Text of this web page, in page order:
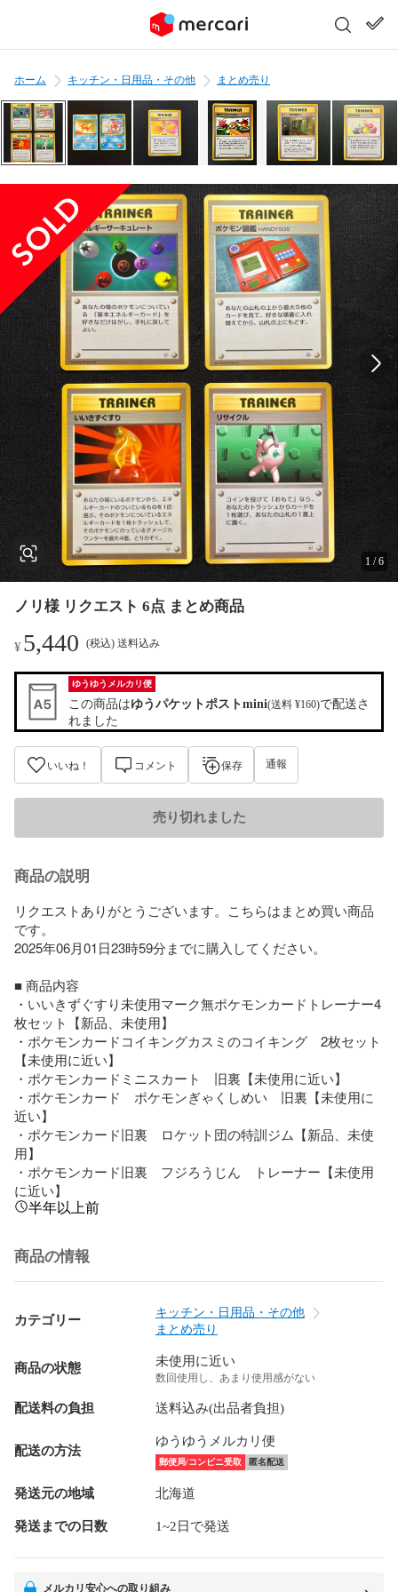
ホーム キッチン・日用品・その他 まとめ売り
1 /6
ノリ様 リクエスト 6点 まとめ商品
¥5,440 (税込) 送料込み
ゆうゆうメルカリ便
この商品はゆうパケットポストmini(送料 ¥160)で配送さ
れました
いいね！ コメント 保存 通報
売り切れました
商品の説明
リクエストありがとうございます。こちらはまとめ買い商品
です。
2025年06月01日23時59分までに購入してください。
■ 商品内容
・いいきずぐすり未使用マーク無ポケモンカードトレーナー4
枚セット【新品、未使用】
・ポケモンカードコイキングカスミのコイキング　2枚セット
【未使用に近い】
・ポケモンカードミニスカート　旧裏【未使用に近い】
・ポケモンカード　ポケモンぎゃくしめい　旧裏【未使用に
近い】
・ポケモンカード旧裏　ロケット団の特訓ジム【新品、未使
用】
・ポケモンカード旧裏　フジろうじん　トレーナー【未使用
に近い】
半年以上前
商品の情報
カテゴリー
キッチン・日用品・その他
まとめ売り
商品の状態 未使用に近い
数回使用し、あまり使用感がない
配送料の負担 送料込み(出品者負担)
配送の方法
ゆうゆうメルカリ便
郵便局/コンビニ受取 匿名配送
発送元の地域 北海道
発送までの日数 1~2日で発送
メルカリ安心への取り組み